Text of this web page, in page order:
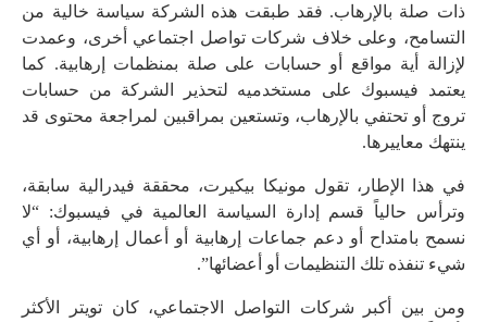
ذات صلة بالإرهاب. فقد طبقت هذه الشركة سياسة خالية من
التسامح، وعلى خلاف شركات تواصل اجتماعي أخرى، وعمدت
لإزالة أية مواقع أو حسابات على صلة بمنظمات إرهابية. كما
يعتمد فيسبوك على مستخدميه لتحذير الشركة من حسابات
تروج أو تحتفي بالإرهاب، وتستعين بمراقبين لمراجعة محتوى قد
ينتهك معاييرها.
في هذا الإطار، تقول مونيكا بيكيرت، محققة فيدرالية سابقة،
وترأس حالياً قسم إدارة السياسة العالمية في فيسبوك: “لا
نسمح بامتداح أو دعم جماعات إرهابية أو أعمال إرهابية، أو أي
شيء تنفذه تلك التنظيمات أو أعضائها”.
ومن بين أكبر شركات التواصل الاجتماعي، كان تويتر الأكثر